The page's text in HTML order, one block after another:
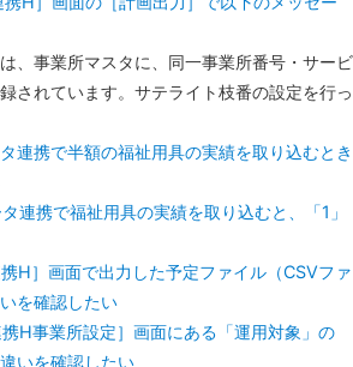
、事業所マスタに、同一事業所番号・サービ
されています。サテライト枝番の設定を行っ
連携で半額の福祉用具の実績を取り込むとき
連携で福祉用具の実績を取り込むと、「1」
携H］画面で出力した予定ファイル（CSVファ
を確認したい
携H事業所設定］画面にある「運用対象」の
いを確認したい